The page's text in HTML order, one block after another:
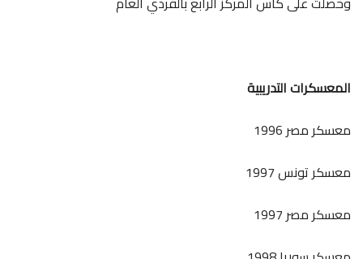
المعسكرات التدريبية
معسكر مصر 1996
معسكر تونس 1997
معسكر مصر 1997